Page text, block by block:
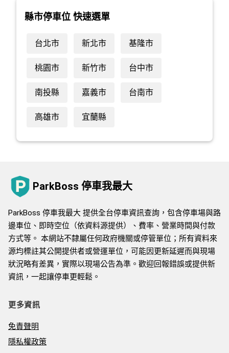
縣市停車位 快速選單
台北市 新北市 基隆市
桃園市 新竹市 台中市
南投縣 嘉義市 台南市
高雄市 宜蘭縣
ParkBoss 停車我最大
ParkBoss 停車我最大 提供全台停車資訊查詢，包含停車場與路
邊車位、即時空位（依資料源提供）、費率、營業時間與付款
方式等。 本網站不隸屬任何政府機關或停管單位；所有資料來
源均標註其公開提供者或營運單位，可能因更新延遲而與現場
狀況略有差異，實際以現場公告為準。歡迎回報錯誤或提供新
資訊，一起讓停車更輕鬆。
更多資訊
免責聲明
隱私權政策